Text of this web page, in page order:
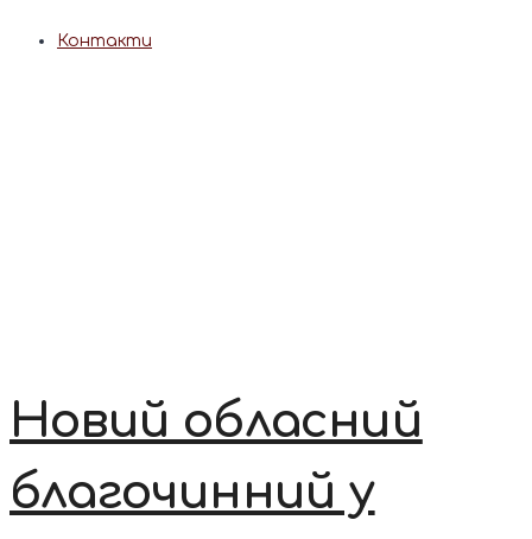
Контакти
Новий обласний
благочинний у